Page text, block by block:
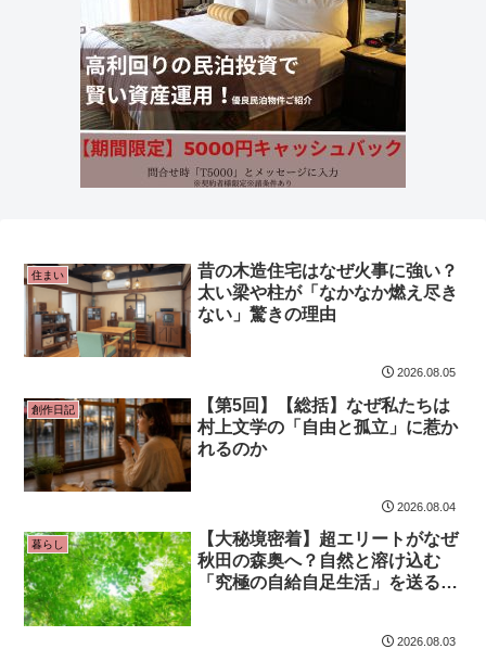
住まい
昔の木造住宅はなぜ火事に強い？
太い梁や柱が「なかなか燃え尽き
ない」驚きの理由
2026.08.05
創作日記
【第5回】【総括】なぜ私たちは
村上文学の「自由と孤立」に惹か
れるのか
2026.08.04
暮らし
【大秘境密着】超エリートがなぜ
秋田の森奥へ？自然と溶け込む
「究極の自給自足生活」を送るカ
2026.08.03